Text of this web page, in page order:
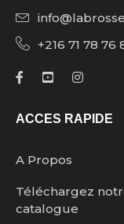
+216 71 78 76
ACCES RAPIDE
A Propos
Téléchargez
catalogue